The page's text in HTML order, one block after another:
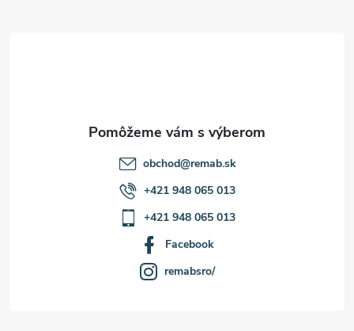
obchod@remab.sk
+421 948 065 013
+421 948 065 013
Facebook
remabsro/